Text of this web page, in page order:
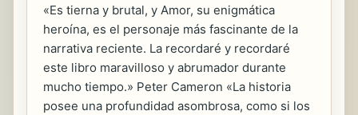
«Es tierna y brutal, y Amor, su enigmática
heroína, es el personaje más fascinante de la
narrativa reciente. La recordaré y recordaré
este libro maravilloso y abrumador durante
mucho tiempo.» Peter Cameron «La historia
posee una profundidad asombrosa, como si los